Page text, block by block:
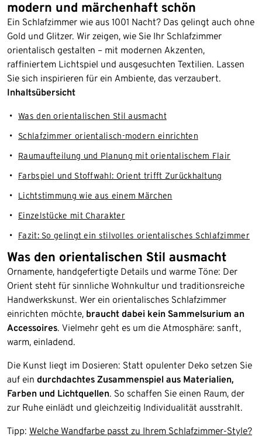
modern und märchenhaft schön
Ein Schlafzimmer wie aus 1001 Nacht? Das gelingt auch ohne
Gold und Glitzer. Wir zeigen, wie Sie Ihr Schlafzimmer
orientalisch gestalten – mit modernen Akzenten,
raffiniertem Lichtspiel und ausgesuchten Textilien. Lassen
Sie sich inspirieren für ein Ambiente, das verzaubert.
Inhaltsübersicht
Was den orientalischen Stil ausmacht
Schlafzimmer orientalisch-modern einrichten
Raumaufteilung und Planung mit orientalischem Flair
Farbspiel und Stoffwahl: Orient trifft Zurückhaltung
Lichtstimmung wie aus einem Märchen
Einzelstücke mit Charakter
Fazit: So gelingt ein stilvolles orientalisches Schlafzimmer
Was den orientalischen Stil ausmacht
Ornamente, handgefertigte Details und warme Töne: Der
Orient steht für sinnliche Wohnkultur und traditionsreiche
Handwerkskunst. Wer ein orientalisches Schlafzimmer
einrichten möchte, braucht dabei kein Sammelsurium an
Accessoires. Vielmehr geht es um die Atmosphäre: sanft,
warm, einladend.
Die Kunst liegt im Dosieren: Statt opulenter Deko setzen Sie
auf ein durchdachtes Zusammenspiel aus Materialien,
Farben und Lichtquellen. So schaffen Sie einen Raum, der
zur Ruhe einlädt und gleichzeitig Individualität ausstrahlt.
Tipp: Welche Wandfarbe passt zu Ihrem Schlafzimmer-Style?